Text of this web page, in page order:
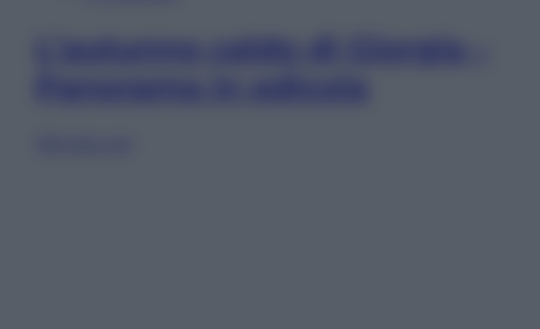
L’autunno caldo di Giorgia –